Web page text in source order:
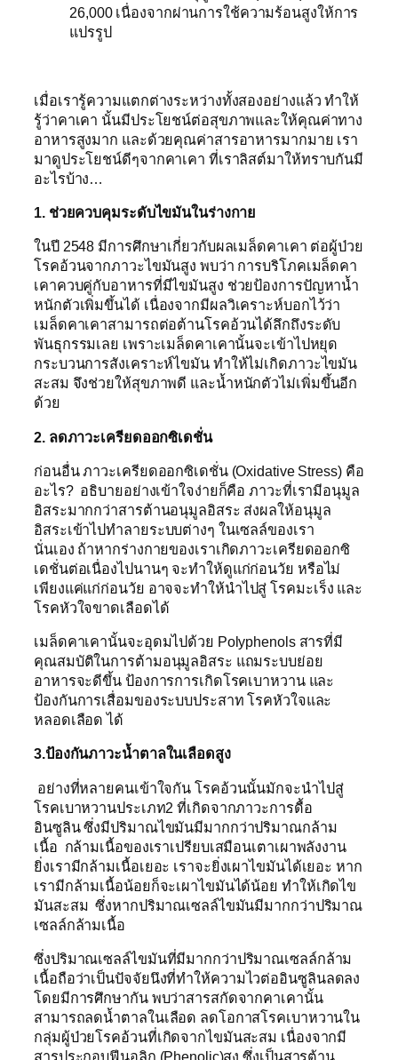
26,000 เนื่องจากผ่านการใช้ความร้อนสูงให้การ
แปรรูป
เมื่อเรารู้ความแตกต่างระหว่างทั้งสองอย่างแล้ว ทำให้
รู้ว่าคาเคา นั้นมีประโยชน์ต่อสุขภาพและให้คุณค่าทาง
อาหารสูงมาก และด้วยคุณค่าสารอาหารมากมาย เรา
มาดูประโยชน์ดีๆจากคาเคา ที่เราลิสต์มาให้ทราบกันมี
อะไรบ้าง…
1. ช่วยควบคุมระดับไขมันในร่างกาย
ในปี 2548 มีการศึกษาเกี่ยวกับผลเมล็ดคาเคา ต่อผู้ป่วย
โรคอ้วนจากภาวะไขมันสูง พบว่า การบริโภคเมล็ดคา
เคาควบคู่กับอาหารที่มีไขมันสูง ช่วยป้องการปัญหาน้ำ
หนักตัวเพิ่มขึ้นได้ เนื่องจากมีผลวิเคราะห์บอกไว้ว่า
เมล็ดคาเคาสามารถต่อต้านโรคอ้วนได้ลึกถึงระดับ
พันธุกรรมเลย เพราะเมล็ดคาเคานั้นจะเข้าไปหยุด
กระบวนการสังเคราะห์ไขมัน ทำให้ไม่เกิดภาวะไขมัน
สะสม จึงช่วยให้สุขภาพดี และน้ำหนักตัวไม่เพิ่มขึ้นอีก
ด้วย
2. ลดภาวะเครียดออกซิเดชั่น
ก่อนอื่น ภาวะเครียดออกซิเดชั่น (Oxidative Stress) คือ
อะไร? อธิบายอย่างเข้าใจง่ายก็คือ ภาวะที่เรามีอนุมูล
อิสระมากกว่าสารต้านอนุมูลอิสระ ส่งผลให้อนุมูล
อิสระเข้าไปทำลายระบบต่างๆ ในเซลล์ของเรา
นั่นเอง ถ้าหากร่างกายของเราเกิดภาวะเครียดออกซิ
เดชั่นต่อเนื่องไปนานๆ จะทำให้ดูแก่ก่อนวัย หรือไม่
เพียงแค่แก่ก่อนวัย อาจจะทำให้นำไปสู่ โรคมะเร็ง และ
โรคหัวใจขาดเลือดได้
เมล็ดคาเคานั้นจะอุดมไปด้วย Polyphenols สารที่มี
คุณสมบัติในการต้ามอนุมูลอิสระ แถมระบบย่อย
อาหารจะดีขึ้น ป้องการการเกิดโรคเบาหวาน และ
ป้องกันการเสื่อมของระบบประสาท โรคหัวใจและ
หลอดเลือด ได้
3.ป้องกันภาวะน้ำตาลในเลือดสูง
อย่างที่หลายคนเข้าใจกัน โรคอ้วนนั้นมักจะนำไปสู่
โรคเบาหวานประเภท2 ที่เกิดจากภาวะการดื้อ
อินซูลิน ซึ่งมีปริมาณไขมันมีมากกว่าปริมาณกล้าม
เนื้อ กล้ามเนื้อของเราเปรียบเสมือนเตาเผาพลังงาน
ยิ่งเรามีกล้ามเนื้อเยอะ เราจะยิ่งเผาไขมันได้เยอะ หาก
เรามีกล้ามเนื้อน้อยก็จะเผาไขมันได้น้อย ทำให้เกิดไข
มันสะสม ซึ่งหากปริมาณเซลล์ไขมันมีมากกว่าปริมาณ
เซลล์กล้ามเนื้อ
ซึ่งปริมาณเซลล์ไขมันที่มีมากกว่าปริมาณเซลล์กล้าม
เนื้อถือว่าเป็นปัจจัยนึงที่ทำให้ความไวต่ออินซูลินลดลง
โดยมีการศึกษากัน พบว่าสารสกัดจากคาเคานั้น
สามารถลดน้ำตาลในเลือด ลดโอกาสโรคเบาหวานใน
กลุ่มผู้ป่วยโรคอ้วนที่เกิดจากไขมันสะสม เนื่องจากมี
สารประกอบฟีนอลิก (Phenolic)สูง ซึ่งเป็นสารต้าน